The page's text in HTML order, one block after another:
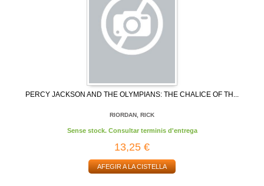
PERCY JACKSON AND THE OLYMPIANS: THE CHALICE OF TH...
RIORDAN, RICK
Sense stock. Consultar terminis d'entrega
13,25 €
AFEGIR A LA CISTELLA